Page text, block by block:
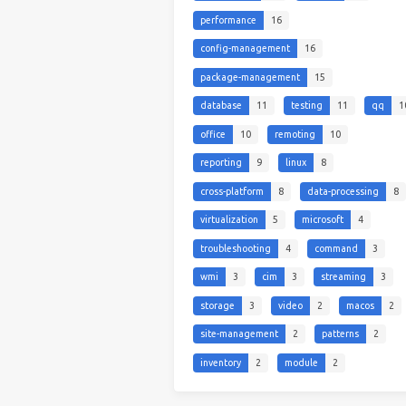
performance 16
config-management 16
package-management 15
database 11 testing 11 qq
office 10 remoting 10
reporting 9 linux 8
cross-platform 8 data-processing 8
virtualization 5 microsoft 4
troubleshooting 4 command 3
wmi 3 cim 3 streaming 3
storage 3 video 2 macos 2
site-management 2 patterns 2
inventory 2 module 2